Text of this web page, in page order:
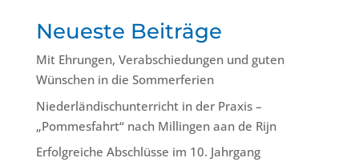
Neueste Beiträge
Mit Ehrungen, Verabschiedungen und guten
Wünschen in die Sommerferien
Niederländischunterricht in der Praxis –
„Pommesfahrt“ nach Millingen aan de Rijn
Erfolgreiche Abschlüsse im 10. Jahrgang